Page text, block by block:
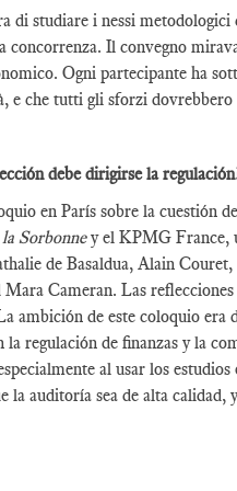
di studiare i nessi
concorrenza. Il convegno
Ogni partecipante ha
e che tutti gli sforzi
debe dirigirse la
en París sobre la cuestión
Sorbonney el KPMG France,
de Basaldua, Alain
Cameran. Las
ambición de este coloquio era
regulación de finanzas y la
al usar los
la auditoría sea de alta